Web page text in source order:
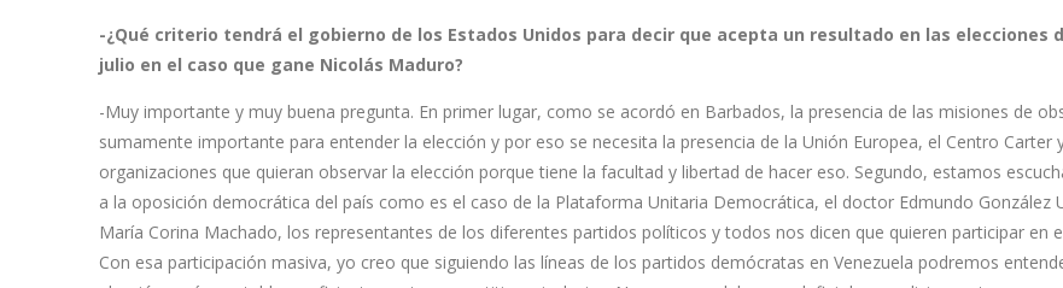
-¿Qué criterio tendrá el gobierno de los Estados Unidos para decir que acepta un resultado en las elecciones
julio en el caso que gane Nicolás Maduro?
-Muy importante y muy buena pregunta. En primer lugar, como se acordó en Barbados, la presencia de las misiones de
sumamente importante para entender la elección y por eso se necesita la presencia de la Unión Europea, el Centro Carter
organizaciones que quieran observar la elección porque tiene la facultad y libertad de hacer eso. Segundo, estamos
a la oposición democrática del país como es el caso de la Plataforma Unitaria Democrática, el doctor Edmundo González
María Corina Machado, los representantes de los diferentes partidos políticos y todos nos dicen que quieren participar en
Con esa participación masiva, yo creo que siguiendo las líneas de los partidos demócratas en Venezuela podremos